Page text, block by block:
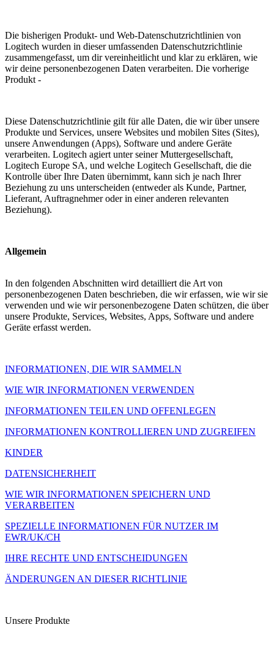
Die bisherigen Produkt- und Web-Datenschutzrichtlinien von
Logitech wurden in dieser umfassenden Datenschutzrichtlinie
zusammengefasst, um dir vereinheitlicht und klar zu erklären, wie
wir deine personenbezogenen Daten verarbeiten. Die vorherige
Produkt -
Diese Datenschutzrichtlinie gilt für alle Daten, die wir über unsere
Produkte und Services, unsere Websites und mobilen Sites (Sites),
unsere Anwendungen (Apps), Software und andere Geräte
verarbeiten. Logitech agiert unter seiner Muttergesellschaft,
Logitech Europe SA, und welche Logitech Gesellschaft, die die
Kontrolle über Ihre Daten übernimmt, kann sich je nach Ihrer
Beziehung zu uns unterscheiden (entweder als Kunde, Partner,
Lieferant, Auftragnehmer oder in einer anderen relevanten
Beziehung).
Allgemein
In den folgenden Abschnitten wird detailliert die Art von
personenbezogenen Daten beschrieben, die wir erfassen, wie wir sie
verwenden und wie wir personenbezogene Daten schützen, die über
unsere Produkte, Services, Websites, Apps, Software und andere
Geräte erfasst werden.
INFORMATIONEN, DIE WIR SAMMELN
WIE WIR INFORMATIONEN VERWENDEN
INFORMATIONEN TEILEN UND OFFENLEGEN
INFORMATIONEN KONTROLLIEREN UND ZUGREIFEN
KINDER
DATENSICHERHEIT
WIE WIR INFORMATIONEN SPEICHERN UND
VERARBEITEN
SPEZIELLE INFORMATIONEN FÜR NUTZER IM
EWR/UK/CH
IHRE RECHTE UND ENTSCHEIDUNGEN
ÄNDERUNGEN AN DIESER RICHTLINIE
Unsere Produkte